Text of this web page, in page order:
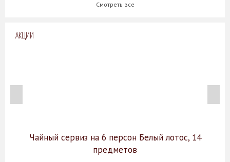
Смотреть все
АКЦИИ
Чайный сервиз на 6 персон Белый лотос, 14
предметов